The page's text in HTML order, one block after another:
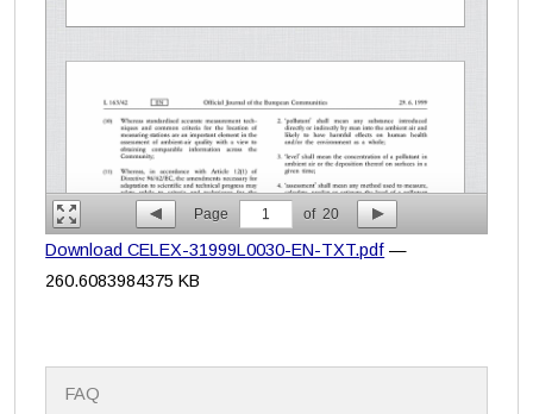
Page 1 of 20
Download CELEX-31999L0030-EN-TXT.pdf —
260.6083984375 KB
FAQ